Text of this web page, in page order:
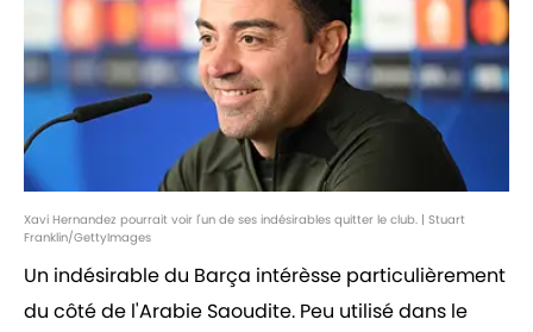
Xavi Hernandez pourrait voir l'un de ses indésirables quitter le club. | Stuart
Franklin/GettyImages
Un indésirable du Barça intérèsse particulièrement
du côté de l'Arabie Saoudite. Peu utilisé dans le